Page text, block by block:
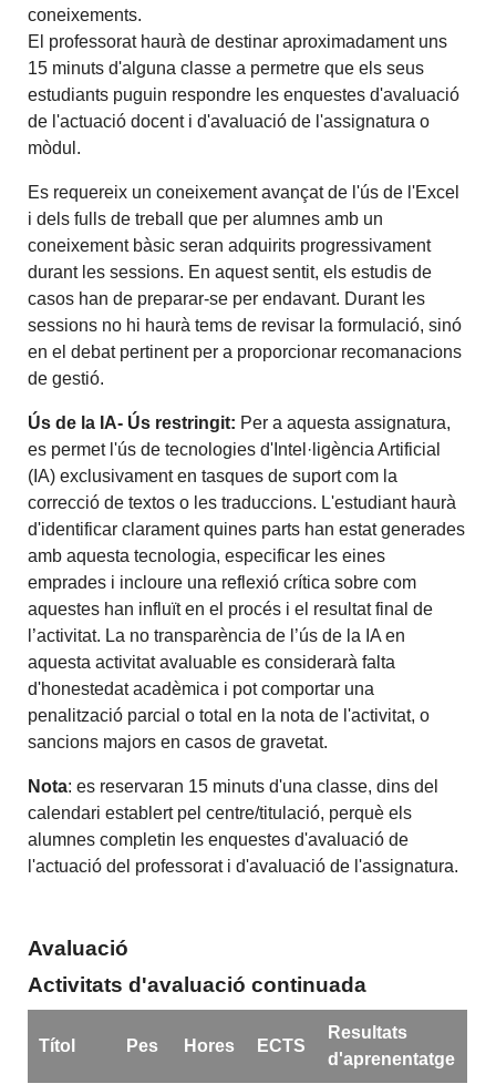
coneixements.
El professorat haurà de destinar aproximadament uns
15 minuts d'alguna classe a permetre que els seus
estudiants puguin respondre les enquestes d'avaluació
de l'actuació docent i d'avaluació de l'assignatura o
mòdul.
Es requereix un coneixement avançat de l'ús de l'Excel
i dels fulls de treball que per alumnes amb un
coneixement bàsic seran adquirits progressivament
durant les sessions. En aquest sentit, els estudis de
casos han de preparar-se per endavant. Durant les
sessions no hi haurà tems de revisar la formulació, sinó
en el debat pertinent per a proporcionar recomanacions
de gestió.
Ús de la IA- Ús restringit: Per a aquesta assignatura,
es permet l'ús de tecnologies d'Intel·ligència Artificial
(IA) exclusivament en tasques de suport com la
correcció de textos o les traduccions. L'estudiant haurà
d'identificar clarament quines parts han estat generades
amb aquesta tecnologia, especificar les eines
emprades i incloure una reflexió crítica sobre com
aquestes han influït en el procés i el resultat final de
l’activitat. La no transparència de l’ús de la IA en
aquesta activitat avaluable es considerarà falta
d'honestedat acadèmica i pot comportar una
penalització parcial o total en la nota de l'activitat, o
sancions majors en casos de gravetat.
Nota: es reservaran 15 minuts d'una classe, dins del
calendari establert pel centre/titulació, perquè els
alumnes completin les enquestes d'avaluació de
l'actuació del professorat i d'avaluació de l'assignatura.
Avaluació
Activitats d'avaluació continuada
Títol Pes Hores ECTS
Resultats
d'aprenentatge